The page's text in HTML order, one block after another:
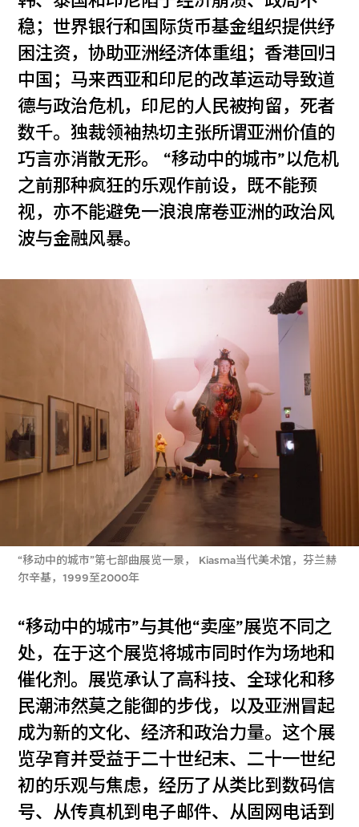
稳；世界银行和国际货币基金组织提供纾
困注资，协助亚洲经济体重组；香港回归
中国；马来西亚和印尼的改革运动导致道
德与政治危机，印尼的人民被拘留，死者
数千。独裁领袖热切主张所谓亚洲价值的
巧言亦消散无形。 “移动中的城市”以危机
之前那种疯狂的乐观作前设，既不能预
视，亦不能避免一浪浪席卷亚洲的政治风
波与金融风暴。
“移动中的城市”第七部曲展览一景， Kiasma当代美术馆，芬兰赫
尔辛基，1999至2000年
“移动中的城市”与其他“卖座”展览不同之
处，在于这个展览将城市同时作为场地和
催化剂。展览承认了高科技、全球化和移
民潮沛然莫之能御的步伐，以及亚洲冒起
成为新的文化、经济和政治力量。这个展
览孕育并受益于二十世纪末、二十一世纪
初的乐观与焦虑，经历了从类比到数码信
号、从传真机到电子邮件、从固网电话到